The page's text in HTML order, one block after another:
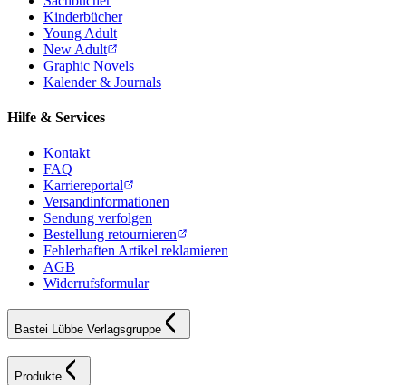
Kinderbücher
Young Adult
New Adult
Graphic Novels
Kalender & Journals
Hilfe & Services
Kontakt
FAQ
Karriereportal
Versandinformationen
Sendung verfolgen
Bestellung retournieren
Fehlerhaften Artikel reklamieren
AGB
Widerrufsformular
Bastei Lübbe Verlagsgruppe
Produkte